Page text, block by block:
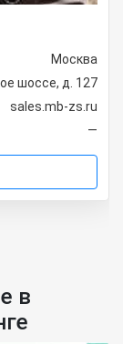
Москва
шоссе, д. 127
sales.mb-zs.ru
—
в